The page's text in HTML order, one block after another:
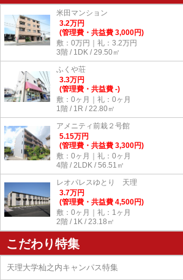
米田マンション
3.2万円
(管理費・共益費 3,000円)
敷：0万円｜礼：3.2万円
3階 / 1DK / 29.50㎡
ふくや荘
3.3万円
(管理費・共益費 -)
敷：0ヶ月｜礼：0ヶ月
1階 / 1R / 22.80㎡
アメニティ前栽２号館
5.15万円
(管理費・共益費 3,300円)
敷：0ヶ月｜礼：0ヶ月
4階 / 2LDK / 56.51㎡
レオパレスゆとり 天理
3.7万円
(管理費・共益費 4,500円)
敷：0ヶ月｜礼：1ヶ月
2階 / 1K / 23.18㎡
こだわり特集
天理大学杣之内キャンパス特集